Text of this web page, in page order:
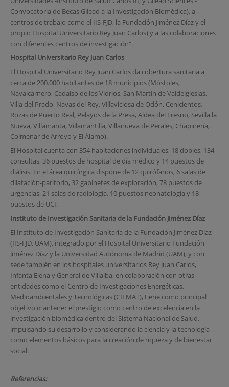
Convocatoria de Becas Gilead a la Investigación Biomédica), a
centros de trabajo como el IIS-FJD, la Fundación Jiménez Díaz y el
propio Hospital Universitario Rey Juan Carlos) y a las colaboraciones
con diferentes centros de investigación".
Hospital Universitario Rey Juan Carlos
El Hospital Universitario Rey Juan Carlos da cobertura sanitaria a
cerca de 200.000 habitantes de 18 municipios (Móstoles,
Navalcarnero, Cadalso de los Vidrios, San Martín de Valdeiglesias,
Villa del Prado, Navas del Rey, Villaviciosa de Odón, Cenicientos,
Rozas de Puerto Real, Pelayos de la Presa, Aldea del Fresno, Sevilla la
Nueva, Villamanta, Villamantilla, Villanueva de Perales, Chapinería,
Colmenar de Arroyo y El Álamo).
El Hospital cuenta con 354 habitaciones individuales, 18 dobles, 134
consultas, 36 puestos de hospital de día médico y 14 puestos de
diálisis. En el área quirúrgica dispone de 12 quirófanos, 6 salas de
dilatación-paritorio, 32 gabinetes de exploración, 78 puestos de
urgencias, 21 salas de radiología, 10 puestos neonatología y 18
puestos de UCI.
Instituto de Investigación Sanitaria de la Fundación Jiménez Díaz
El Instituto de Investigación Sanitaria de la Fundación Jiménez Díaz
(IIS-FJD, UAM), integrado por el Hospital Universitario Fundación
Jiménez Díaz y la Universidad Autónoma de Madrid (UAM), y con
sede también en los hospitales universitarios Rey Juan Carlos,
Infanta Elena y General de Villalba, en colaboración con otras
entidades como el Centro de Investigaciones Energéticas,
Medioambientales y Tecnológicas (CIEMAT), tiene como principal
objetivo mantener el prestigio como centro de excelencia en la
investigación biomédica dentro del Sistema Nacional de Salud,
impulsando su desarrollo y considerando la ciencia y la tecnología
como elementos básicos para la creación de riqueza y de bienestar
social.
Referencias: